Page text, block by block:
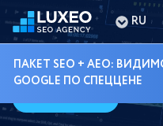
RU
ПАКЕТ SEO + AEO:
GOOGLE ПО СПЕЦЦЕНЕ
Кейсы